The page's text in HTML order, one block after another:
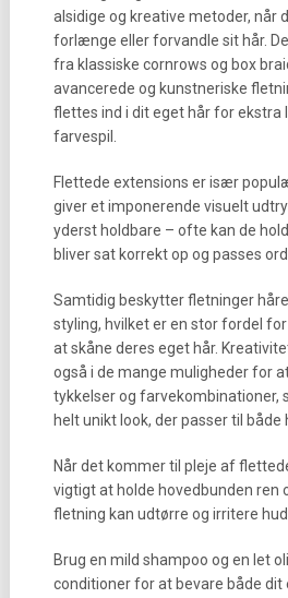
alsidige og kreative metoder, når
forlænge eller forvandle sit hår.
fra klassiske cornrows og box
avancerede og kunstneriske
flettes ind i dit eget hår for ekstra
farvespil.
Flettede extensions er især
giver et imponerende visuelt
yderst holdbare – ofte kan de
bliver sat korrekt op og passes
Samtidig beskytter fletninger
styling, hvilket er en stor fordel
at skåne deres eget hår.
også i de mange muligheder for
tykkelser og farvekombinationer,
helt unikt look, der passer til både
Når det kommer til pleje af
vigtigt at holde hovedbunden ren
fletning kan udtørre og irritere
Brug en mild shampoo og en let
conditioner for at bevare både dit